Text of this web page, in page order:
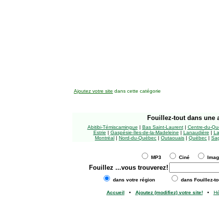
Ajoutez votre site dans cette catégorie
Fouillez-tout dans une
Abitibi-Témiscamingue | Bas Saint-Laurent| Centre-du-
Estrie | Gaspésie-Îles-de-la-Madeleine | Lanaudière |
Montréal | Nord-du-Québec | Outaouais | Québec |
MP3 Ciné
Fouillez ...vous trouverez!
dans votre région dans Fouillez-
Accueil • Ajoutez (modifiez) votre site!•